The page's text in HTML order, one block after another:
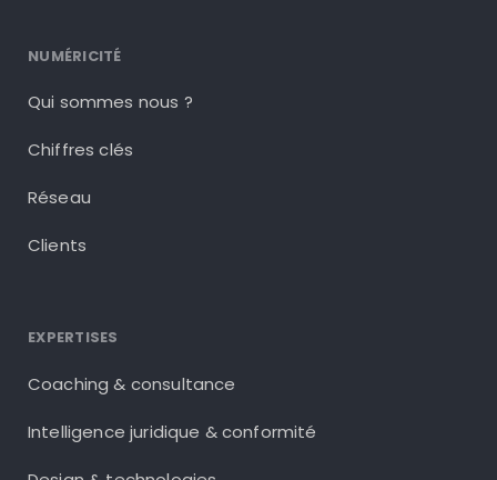
NUMÉRICITÉ
Qui sommes nous ?
Chiffres clés
Réseau
Clients
EXPERTISES
Coaching & consultance
Intelligence juridique & conformité